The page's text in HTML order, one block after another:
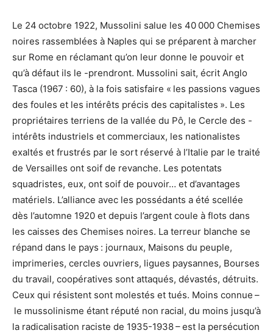
Le 24 octobre 1922, Mussolini salue les 40 000 Chemises
noires rassemblées à Naples qui se préparent à marcher
sur Rome en réclamant qu’on leur donne le pouvoir et
qu’à défaut ils le -prendront. Mussolini sait, écrit Anglo
Tasca (1967 : 60), à la fois satisfaire « les passions vagues
des foules et les intérêts précis des capitalistes ». Les
propriétaires terriens de la vallée du Pô, le Cercle des -
intérêts industriels et commerciaux, les nationalistes
exaltés et frustrés par le sort réservé à l’Italie par le traité
de Versailles ont soif de revanche. Les potentats
squadristes, eux, ont soif de pouvoir… et d’avantages
matériels. L’alliance avec les possédants a été scellée
dès l’automne 1920 et depuis l’argent coule à flots dans
les caisses des Chemises noires. La terreur blanche se
répand dans le pays : journaux, Maisons du peuple,
imprimeries, cercles ouvriers, ligues paysannes, Bourses
du travail, coopératives sont attaqués, dévastés, détruits.
Ceux qui résistent sont molestés et tués. Moins connue –
le mussolinisme étant réputé non racial, du moins jusqu’à
la radicalisation raciste de 1935-1938 – est la persécution